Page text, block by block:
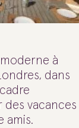
à
dans
vacances
amis.